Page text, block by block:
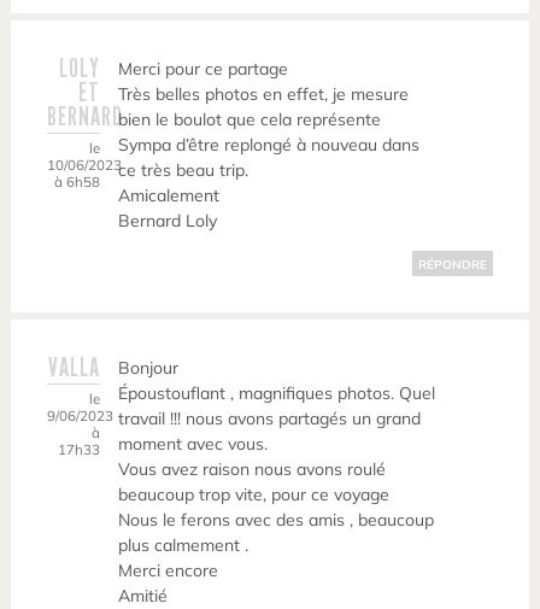
LOLY
ET
BERNARD
le
10/06/2023
à 6h58
Merci pour ce partage
Très belles photos en effet, je mesure
bien le boulot que cela représente
Sympa d’être replongé à nouveau dans
ce très beau trip.
Amicalement
Bernard Loly
RÉPONDRE
VALLA
le
9/06/2023
à
17h33
Bonjour
Époustouflant , magnifiques photos. Quel
travail !!! nous avons partagés un grand
moment avec vous.
Vous avez raison nous avons roulé
beaucoup trop vite, pour ce voyage
Nous le ferons avec des amis , beaucoup
plus calmement .
Merci encore
Amitié